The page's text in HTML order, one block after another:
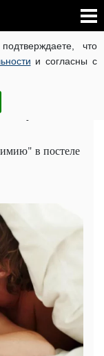
что
и согласны с
КОРОНАВИРУС В
УКРАЇНСЬКОЮ
в постеле